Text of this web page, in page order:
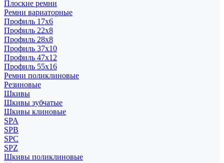
Плоские ремни
Ремни вариаторные
Профиль 17x6
Профиль 22x8
Профиль 28x8
Профиль 37x10
Профиль 47x12
Профиль 55x16
Ремни поликлиновые
Резиновые
Шкивы
Шкивы зубчатые
Шкивы клиновые
SPA
SPB
SPC
SPZ
Шкивы поликлиновые